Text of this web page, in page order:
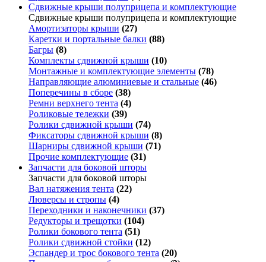
Сдвижные крыши полуприцепа и комплектующие
Сдвижные крыши полуприцепа и комплектующие
Амортизаторы крыши (27)
Каретки и портальные балки (88)
Багры (8)
Комплекты сдвижной крыши (10)
Монтажные и комплектующие элементы (78)
Направляющие алюминиевые и стальные (46)
Поперечины в сборе (38)
Ремни верхнего тента (4)
Роликовые тележки (39)
Ролики сдвижной крыши (74)
Фиксаторы сдвижной крыши (8)
Шарниры сдвижной крыши (71)
Прочие комплектующие (31)
Запчасти для боковой шторы
Запчасти для боковой шторы
Вал натяжения тента (22)
Люверсы и стропы (4)
Переходники и наконечники (37)
Редукторы и трещотки (104)
Ролики бокового тента (51)
Ролики сдвижной стойки (12)
Эспандер и трос бокового тента (20)